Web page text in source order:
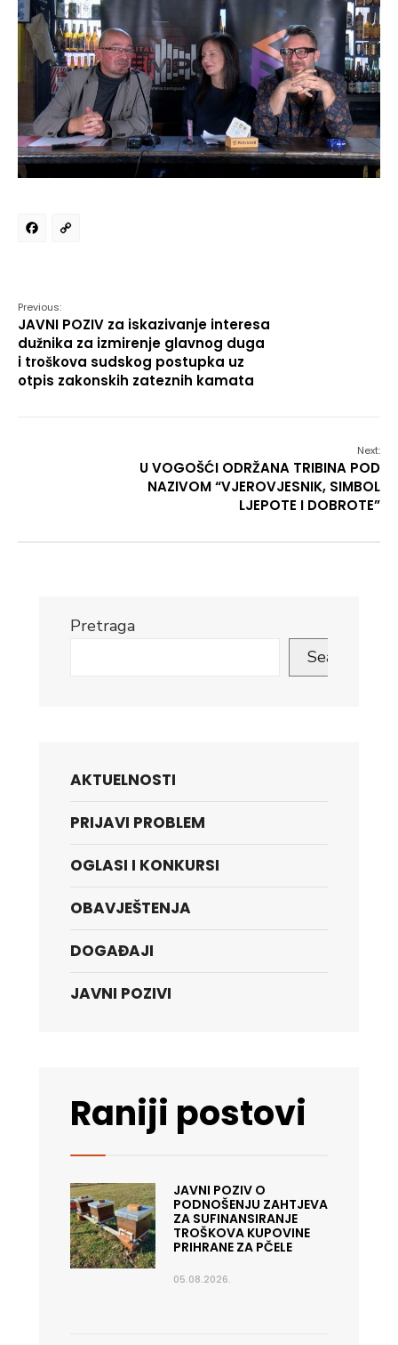
Facebook
Previous:
JAVNI POZIV za iskazivanje interesa
dužnika za izmirenje glavnog duga
i troškova sudskog postupka uz
otpis zakonskih zateznih kamata
Next:
U VOGOŠĆI ODRŽANA TRIBINA POD
NAZIVOM “VJEROVJESNIK, SIMBOL
LJEPOTE I DOBROTE”
Pretraga
Search
AKTUELNOSTI
PRIJAVI PROBLEM
OGLASI I KONKURSI
OBAVJEŠTENJA
DOGAĐAJI
JAVNI POZIVI
Raniji postovi
JAVNI POZIV O
PODNOŠENJU ZAHTJEVA
ZA SUFINANSIRANJE
TROŠKOVA KUPOVINE
PRIHRANE ZA PČELE
05.08.2026.